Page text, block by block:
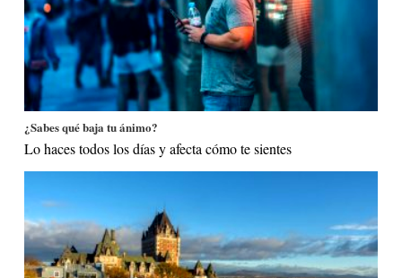
¿Sabes qué baja tu ánimo?
Lo haces todos los días y afecta cómo te sientes